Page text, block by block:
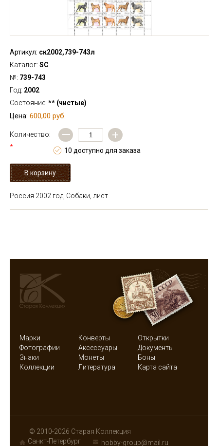
Артикул: ск2002,739-743л
Каталог: SC
№: 739-743
Год: 2002
Состояние: ** (чистые)
Цена: 600,00 руб.
Количество:
*
— +
10 доступно для заказа
Россия 2002 год, Собаки, лист
Марки Конверты
Открытки
Фотографии
Аксессуары
Документы
Знаки
Монеты
Боны
Коллекции
Литература Карта сайта
© 2010-2026 Старая Коллекция
Санкт-Петербург
hobby-group@mail.ru